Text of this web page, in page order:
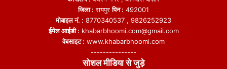
जिला : रायपुरपिन : 492001
मोबाइल नं. : 8770340537 , 9826252923
ईमेल आईडी : khabarbhoomi.com@gmail.com
वेबसाइट : www.khabarbhoomi.com
---------------
सोशल मीडिया से जुड़े